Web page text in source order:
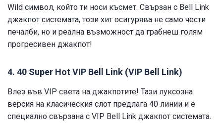
Wild символ, който ти носи късмет. Свързан с Bell Link
джакпот системата, този хит осигурява не само чести
печалби, но и реална възможност да грабнеш голям
прогресивен джакпот!
4. 40 Super Hot VIP Bell Link (VIP Bell Link)
Влез във VIP света на джакпотите! Тази луксозна
версия на класическия слот предлага 40 линии и е
специално свързана с VIP Bell Link джакпот системата.